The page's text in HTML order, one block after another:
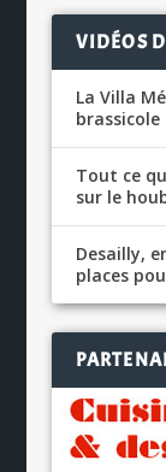
VIDÉOS
La Villa
brassicole
Tout ce
sur le
Desailly,
places